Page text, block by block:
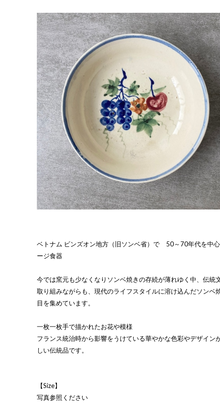
ベトナム ビンズオン地方（旧ソンベ省）で 50～70年代を中
ージ食器
今では窯元も少なくなりソンベ焼きの存続が薄れゆく中、伝統
取り組みながらも、現代のライフスタイルに溶け込んだソンベ
目を集めています。
一枚一枚手で描かれたお花や模様
フランス統治時から影響をうけている華やかな色彩やデザイン
しい伝統品です。
【Size】
写真参照ください